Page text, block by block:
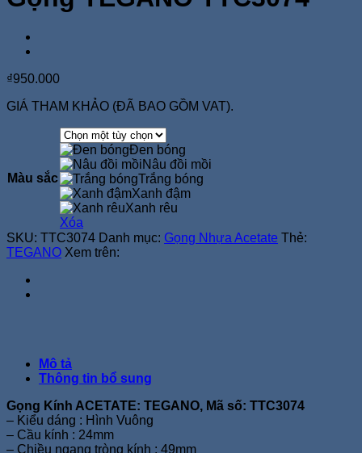
₫950.000
GIÁ THAM KHẢO (ĐÃ BAO GỒM VAT).
Màu sắc
Đen bóng
Nâu đồi mồi
Trắng bóng
Xanh đậm
Xanh rêu
Xóa
SKU: TTC3074 Danh mục: Gọng Nhựa Acetate Thẻ:
TEGANO Xem trên:
Mô tả
Thông tin bổ sung
Gọng Kính ACETATE: TEGANO, Mã số: TTC3074
– Kiểu dáng : Hình Vuông
– Cầu kính : 24mm
– Chiều ngang tròng kính : 49mm